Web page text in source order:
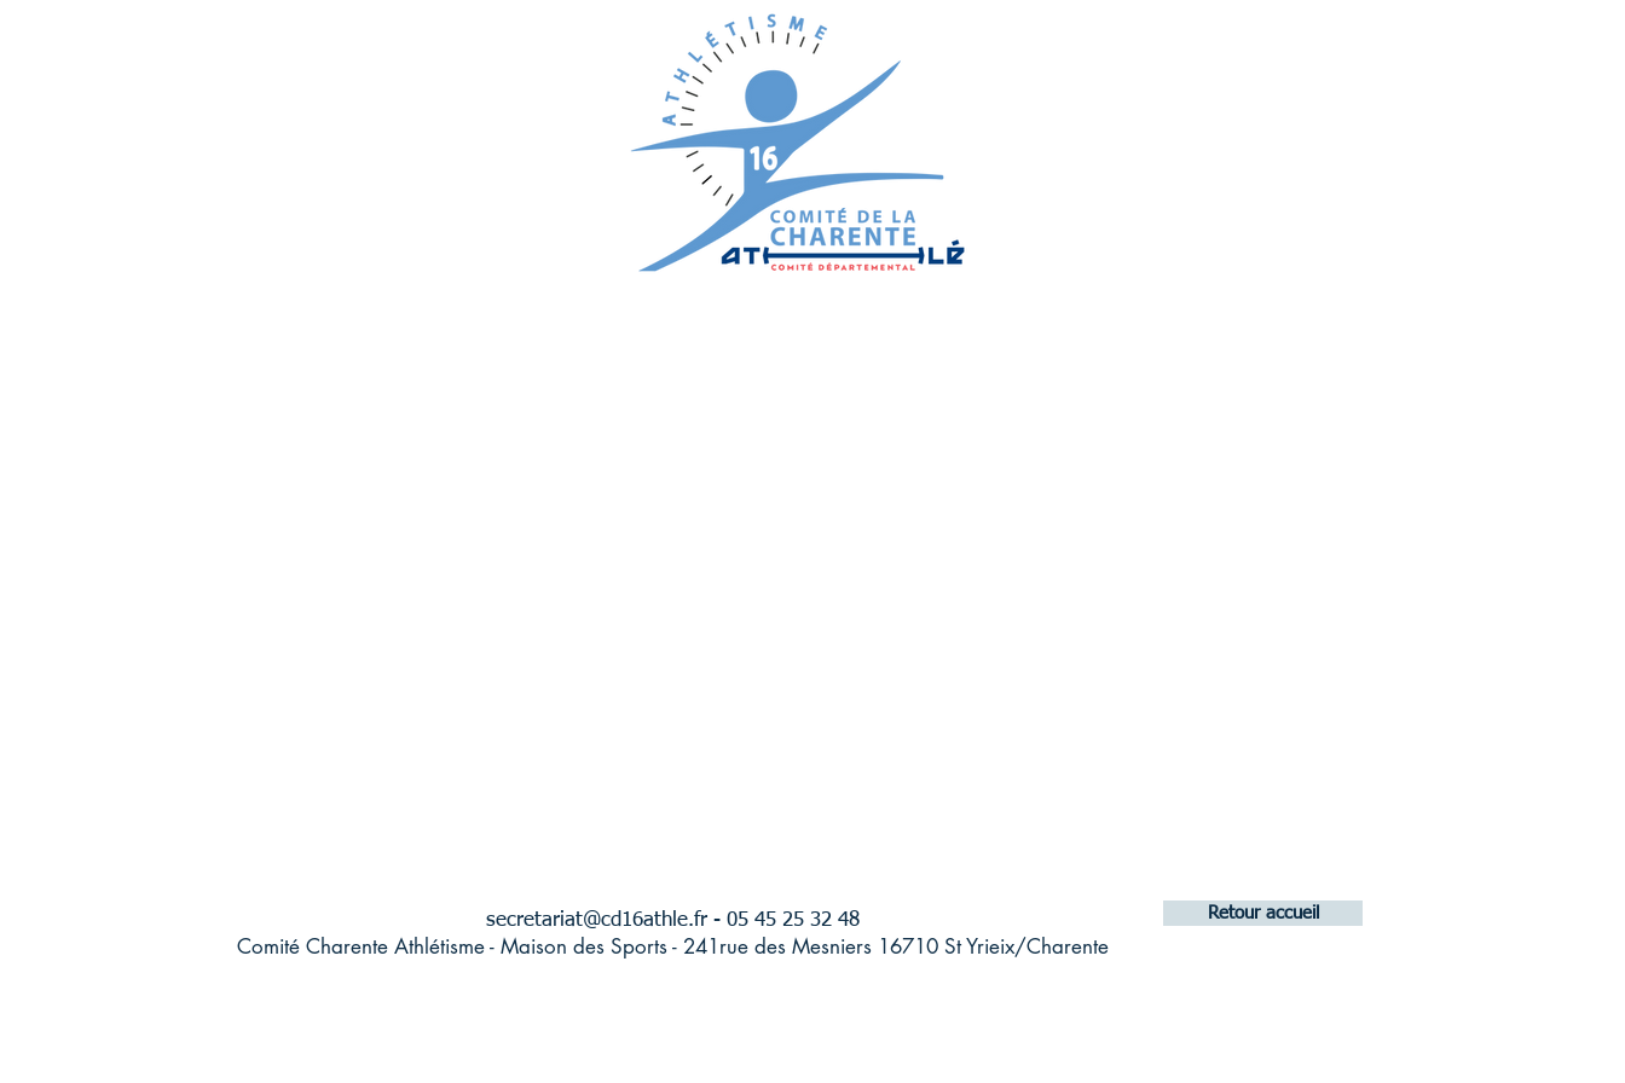
secretariat@cd16athle.fr - 05 45 25 32 48
Comité Charente Athlétisme - Maison des Sports - 241rue des Mesniers 16710 St Yrieix/Charente
Retour accueil